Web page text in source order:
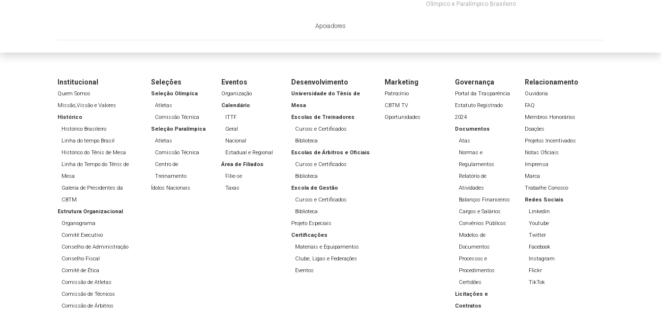
Olímpico e Paralímpico Brasileiro
Apoiadores
Institucional
Quem Somos
Missão,Vissão e Valores
Histórico
Histórico Brasileiro
Linha do tempo Brasil
Histórico do Tênis de Mesa
Linha do Tempo do Tênis de
Mesa
Galeria de Presidentes da
CBTM
Estrutura Organizacional
Organograma
Comitê Executivo
Conselho de Administração
Conselho Fiscal
Comitê de Ética
Comissão de Atletas
Comissão de Técnicos
Comissão de Árbitros
Seleções
Seleção Olímpíca
Atletas
Comissão Técnica
Seleção Paralímpica
Atletas
Comissão Técnica
Centro de
Treinamento
Ídolos Nacionais
Eventos
Organização
Calendário
ITTF
Geral
Nacional
Estadual e Regional
Área de Filiados
Filie-se
Taxas
Desenvolvimento
Universidade do Tênis de
Mesa
Escolas de Treinadores
Cursos e Certificados
Biblioteca
Escolas de Árbitros e Oficiais
Cursos e Certificados
Biblioteca
Escola de Gestão
Cursos e Certificados
Biblioteca
Projeto Especiais
Certificações
Materiais e Equipamentos
Clube, Ligas e Federações
Eventos
Marketing
Patrocínio
CBTM TV
Oportunidades
Governança
Portal da Trasparência
Estatuto Registrado
2024
Documentos
Atas
Normas e
Regulamentos
Relatório de
Atividades
Balanços Financeiros
Cargos e Salários
Convênios Públicos
Modelos de
Documentos
Processos e
Procedimentos
Certidões
Licitações e
Contratos
Relacionamento
Ouvidoria
FAQ
Membros Honorários
Doações
Projetos Incentivados
Notas Oficiais
Imprensa
Marca
Trabalhe Conosco
Redes Sociais
Linkedin
Youtube
Twitter
Facebook
Instagram
Flickr
TikTok